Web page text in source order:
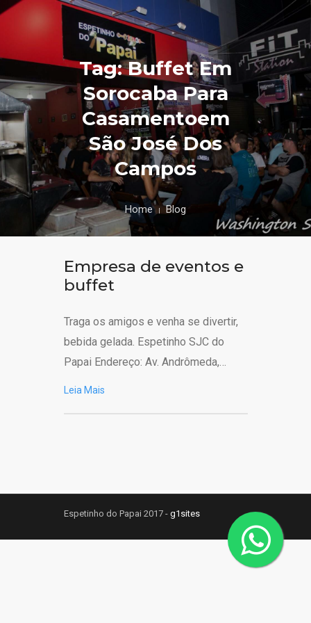
Tag: Buffet Em
Sorocaba Para
Casamentoem
São José Dos
Campos
Home Blog
Empresa de eventos e
buffet
Traga os amigos e venha se divertir,
bebida gelada. Espetinho SJC do
Papai Endereço: Av. Andrômeda,…
Leia Mais
Espetinho do Papai 2017 - g1sites